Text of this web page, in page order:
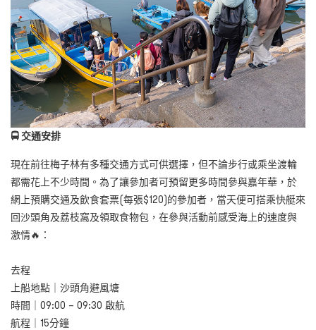
🚍 交通安排
現在前往梅子林有多種交通方式可供選擇，但不論步行或乘坐渡輪
都需花上不少時間。為了讓參加者可預留更多時間參與嘉年華，於
網上預購交通及飲食套票(每張$120)的參加者，當天便可搭乘快艇來
回沙頭角及荔枝窩及領取食物包，在參與活動前感受海上的速度與
激情🔥：
去程
上船地點｜沙頭角避風塘
時間｜09:00 – 09:30 啟航
航程｜15分鐘